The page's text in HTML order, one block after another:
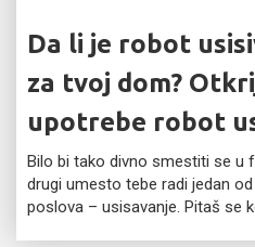
Da li je robot
za tvoj dom?
upotrebe robot
Bilo bi tako divno smestiti se u
drugi umesto tebe radi jedan
poslova – usisavanje. Pitaš se